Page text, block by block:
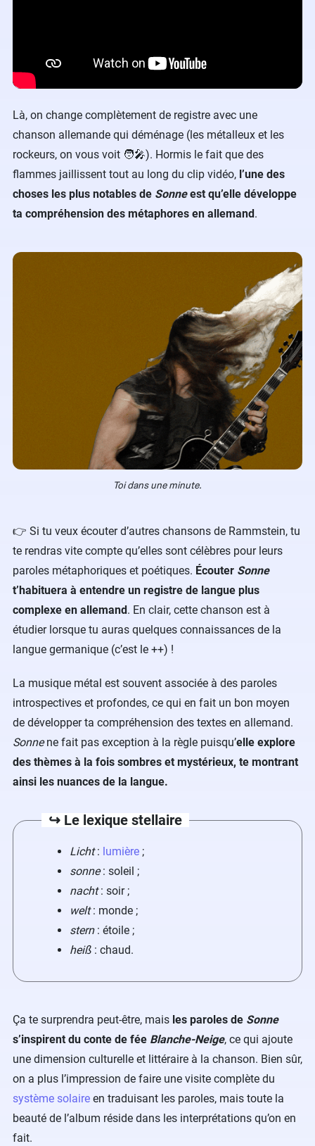
Là, on change complètement de registre avec une
chanson allemande qui déménage (les métalleux et les
rockeurs, on vous voit​ 🧑‍🎤). Hormis le fait que des
flammes jaillissent tout au long du clip vidéo, l’une des
choses les plus notables de Sonneest qu’elle développe
ta compréhension des métaphores en allemand .
Toi dans une minute.
​👉 Si tu veux écouter d’autres chansons de Rammstein, tu
te rendras vite compte qu’elles sont célèbres pour leurs
paroles métaphoriques et poétiques. Écouter Sonne
t’habituera à entendre un registre de langue plus
complexe en allemand . En clair, cette chanson est à
étudier lorsque tu auras quelques connaissances de la
langue germanique (c’est le ++) !
La musique métal est souvent associée à des paroles
introspectives et profondes, ce qui en fait un bon moyen
de développer ta compréhension des textes en allemand.
Sonnene fait pas exception à la règle puisqu’elle explore
des thèmes à la fois sombres et mystérieux, te montrant
ainsi les nuances de la langue.
↪️ Le lexique stellaire
Licht: lumière ;
sonne: soleil ;
nacht: soir ;
welt: monde ;
stern: étoile ;
heiß : chaud.
Ça te surprendra peut-être, mais les paroles de Sonne
s’inspirent du conte de fée Blanche-Neige, ce qui ajoute
une dimension culturelle et littéraire à la chanson. Bien sûr,
on a plus l’impression de faire une visite complète du
système solaire en traduisant les paroles, mais toute la
beauté de l’album réside dans les interprétations qu’on en
fait.